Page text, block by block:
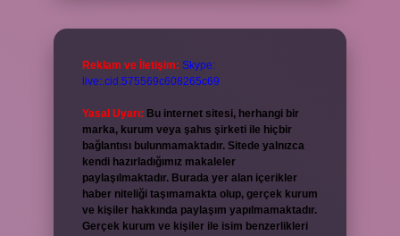
Reklam ve İletişim: Skype:
live:.cid.575569c608265c69
Yasal Uyarı: Bu internet sitesi, herhangi bir
marka, kurum veya şahıs şirketi ile hiçbir
bağlantısı bulunmamaktadır. Sitede yalnızca
kendi hazırladığımız makaleler
paylaşılmaktadır. Burada yer alan içerikler
haber niteliği taşımamakta olup, gerçek kurum
ve kişiler hakkında paylaşım yapılmamaktadır.
Gerçek kurum ve kişiler ile isim benzerlikleri